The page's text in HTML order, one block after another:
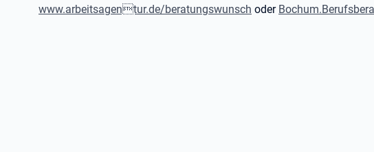
www.arbeitsagentur.de/beratungswunsch oder